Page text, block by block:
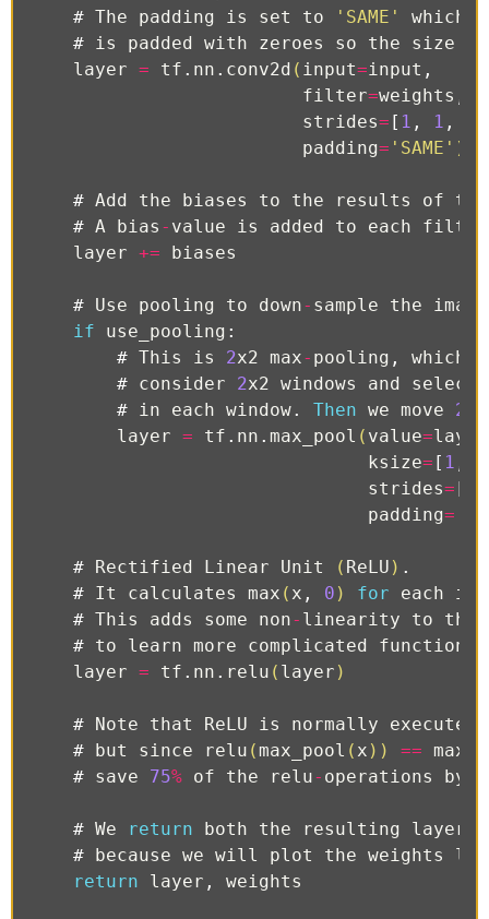
# The padding is set to 'SAME' which
# is padded with zeroes so the size
layer = tf . nn . conv2d ( input=input ,
filter=weights
strides= [ 1 , 1 ,
padding= 'SAME' )
# Add the biases to the results of
the
# A bias - value is added to each filter
layer += biases
# Use pooling to down- sample the
image
if
use_pooling :
# This is 2x2 max- pooling , which
# consider 2x2 windows and select
# in each window. Then we move 2
layer = tf . nn . max_pool ( value=layer
ksize= [ 1
strides= [
padding=
# Rectified Linear Unit ( ReLU ) .
# It calculates max ( x , 0 ) for each
# This adds some non- linearity to the
# to learn more complicated functions
layer = tf . nn . relu ( layer )
# Note that ReLU is normally executed
# but since relu (max_pool ( x )) ==
# save 75% of the relu- operations by
# We return both the resulting layer
# because we will plot the weights
return
layer , weights